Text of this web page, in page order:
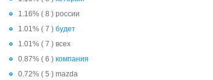
1.16% ( 8 ) россии
1.01% ( 7 )будет
1.01% ( 7 ) всех
0.87% ( 6 )компания
0.72% ( 5 ) mazda